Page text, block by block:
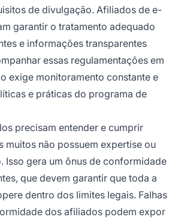
de divulgação. Afiliados de e-
garantir o tratamento adequado
e informações transparentes
essas regulamentações em
exige monitoramento constante e
e práticas do programa de
precisam entender e cumprir
muitos não possuem expertise ou
Isso gera um ônus de conformidade
que devem garantir que toda a
dentro dos limites legais. Falhas
dos afiliados podem expor